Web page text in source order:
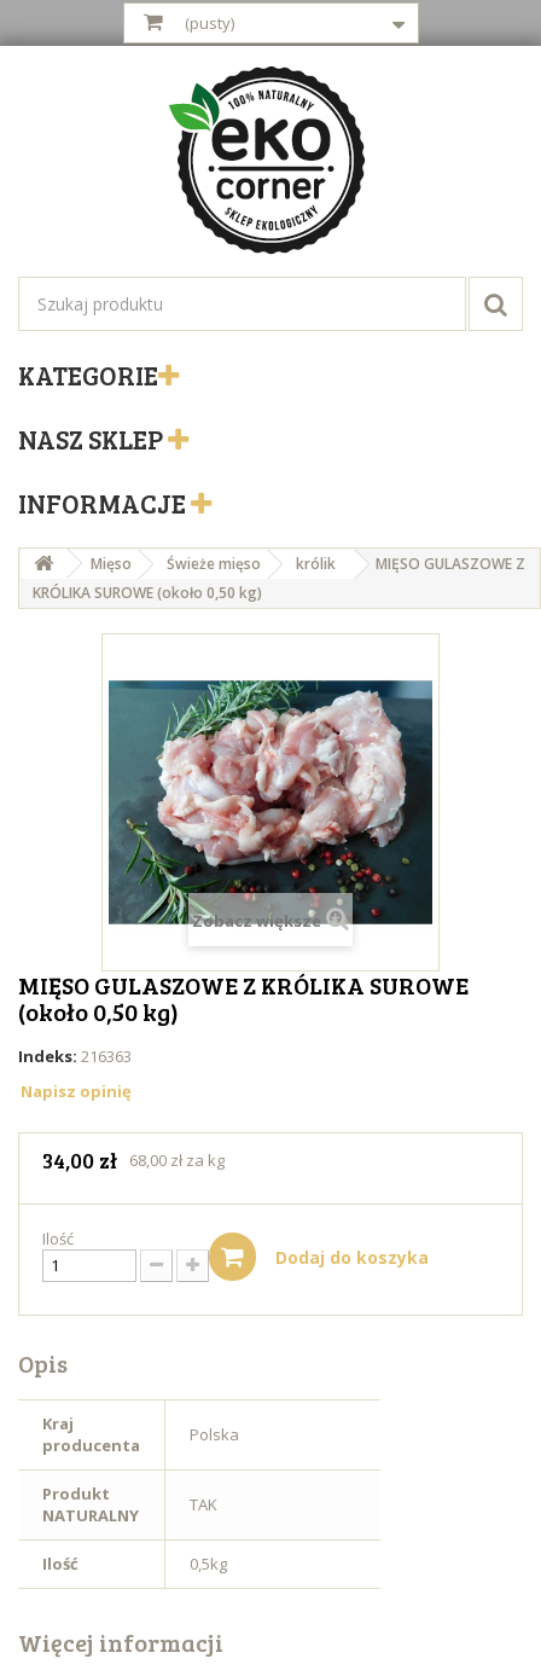
(pusty)
KATEGORIE
NASZ SKLEP
INFORMACJE
Mięso Świeże mięso królik
MIĘSO GULASZOWE Z
KRÓLIKA SUROWE (około 0,50 kg)
Zobacz większe
MIĘSO GULASZOWE Z KRÓLIKA SUROWE
(około 0,50 kg)
Indeks: 216363
Napisz opinię
34,00 zł 68,00 zł za kg
Ilość
Dodaj do koszyka
Opis
Kraj
producenta
Polska
Produkt
NATURALNY
TAK
Ilość 0,5kg
Więcej informacji